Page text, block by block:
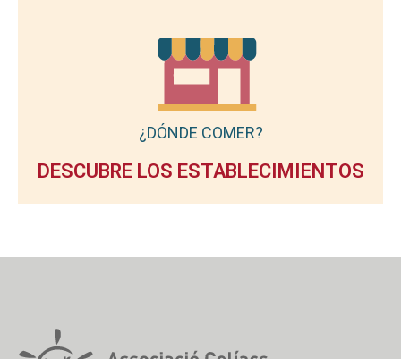
¿DÓNDE COMER?
DESCUBRE LOS ESTABLECIMIENTOS